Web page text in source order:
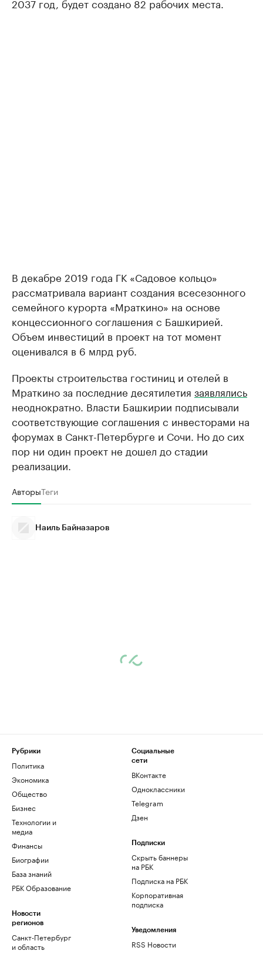
В декабре 2019 года ГК «Садовое кольцо»
рассматривала вариант создания всесезонного
семейного курорта «Мраткино» на основе
концессионного соглашения с Башкирией.
Объем инвестиций в проект на тот момент
оценивался в 6 млрд руб.
Проекты строительства гостиниц и отелей в
Мраткино за последние десятилетия заявлялись
неоднократно. Власти Башкирии подписывали
соответствующие соглашения с инвесторами на
форумах в Санкт-Петербурге и Сочи. Но до сих
пор ни один проект не дошел до стадии
реализации.
АвторыТеги
Наиль Байназаров
Рубрики
Политика
Экономика
Общество
Бизнес
Технологии и
медиа
Финансы
Биографии
База знаний
РБК Образование
Новости
регионов
Санкт-Петербург
и область
Социальные
сети
ВКонтакте
Одноклассники
Telegram
Дзен
Подписки
Скрыть баннеры
на РБК
Подписка на РБК
Корпоративная
подписка
Уведомления
RSS Новости